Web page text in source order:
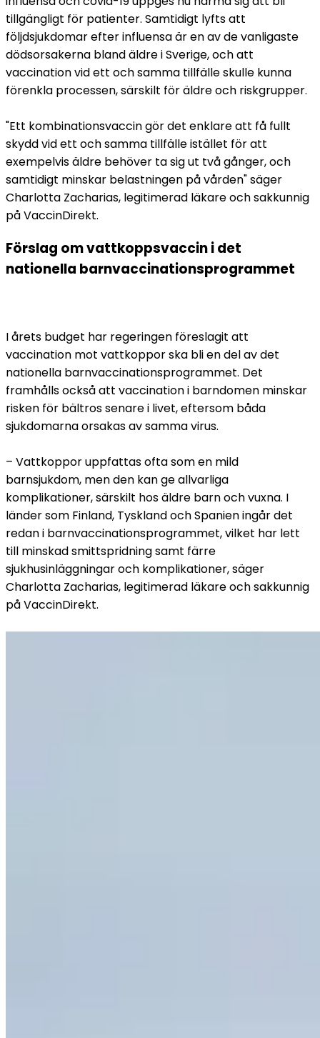
tillgängligt för patienter. Samtidigt lyfts att
följdsjukdomar efter influensa är en av de vanligaste
dödsorsakerna bland äldre i Sverige, och att
vaccination vid ett och samma tillfälle skulle kunna
förenkla processen, särskilt för äldre och riskgrupper.
"Ett kombinationsvaccin gör det enklare att få fullt
skydd vid ett och samma tillfälle istället för att
exempelvis äldre behöver ta sig ut två gånger, och
samtidigt minskar belastningen på vården" säger
Charlotta Zacharias, legitimerad läkare och sakkunnig
på VaccinDirekt.
Förslag om vattkoppsvaccin i det
nationella barnvaccinationsprogrammet
I årets budget har regeringen föreslagit att
vaccination mot vattkoppor ska bli en del av det
nationella barnvaccinationsprogrammet. Det
framhålls också att vaccination i barndomen minskar
risken för bältros senare i livet, eftersom båda
sjukdomarna orsakas av samma virus.
– Vattkoppor uppfattas ofta som en mild
barnsjukdom, men den kan ge allvarliga
komplikationer, särskilt hos äldre barn och vuxna. I
länder som Finland, Tyskland och Spanien ingår det
redan i barnvaccinationsprogrammet, vilket har lett
till minskad smittspridning samt färre
sjukhusinläggningar och komplikationer, säger
Charlotta Zacharias, legitimerad läkare och sakkunnig
på VaccinDirekt.